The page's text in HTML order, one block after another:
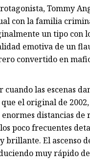
Tommy
con la familia
un tipo con
emotiva de un
convertido en
las escenas
el original de
distancias
poco frecuentes
brillante. El ascenso
muy rápido